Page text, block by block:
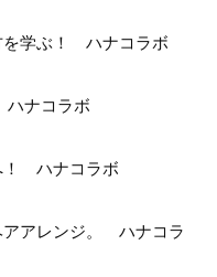
を学ぶ！ ハナコラボ
ハナコラボ
！ ハナコラボ
アアレンジ。 ハナコラ